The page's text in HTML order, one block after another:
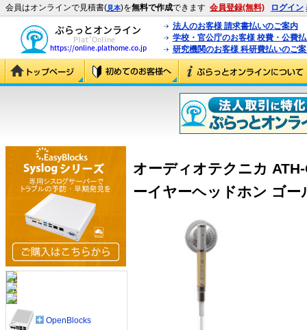
会員はオンラインで見積書(見本)を無料で作成できます 会員登録(無料) ログイン
法人のお客様 請求書払いのご案内
学校・官公庁のお客様 校費・公費
研究機関のお客様 科研費払いのご
オーディオテクニカ
ーイヤーヘッドホン ゴー
OpenBlocks